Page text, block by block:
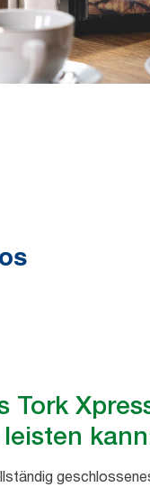
Tork